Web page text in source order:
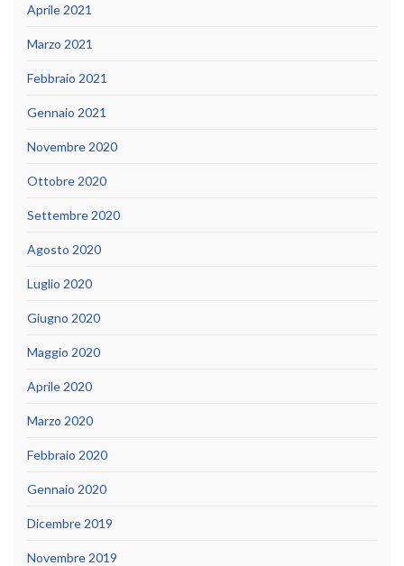
Aprile 2021
Marzo 2021
Febbraio 2021
Gennaio 2021
Novembre 2020
Ottobre 2020
Settembre 2020
Agosto 2020
Luglio 2020
Giugno 2020
Maggio 2020
Aprile 2020
Marzo 2020
Febbraio 2020
Gennaio 2020
Dicembre 2019
Novembre 2019